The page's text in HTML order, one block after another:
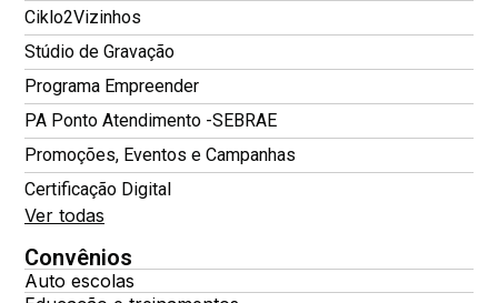
Ciklo2Vizinhos
Stúdio de Gravação
Programa Empreender
PA Ponto Atendimento -SEBRAE
Promoções, Eventos e Campanhas
Certificação Digital
Ver todas
Convênios
Auto escolas